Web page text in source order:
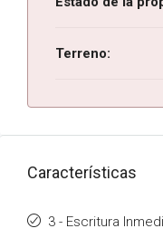
Terreno:
Características
3 - Escritura